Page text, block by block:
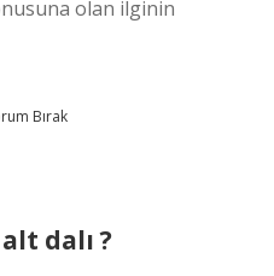
olan ilginin
Bırak
dalı ?